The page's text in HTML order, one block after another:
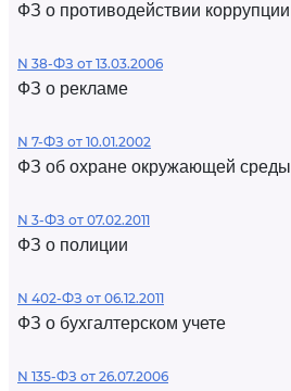
ФЗ о противодействии коррупции
N 38-ФЗ от 13.03.2006
ФЗ о рекламе
N 7-ФЗ от 10.01.2002
ФЗ об охране окружающей среды
N 3-ФЗ от 07.02.2011
ФЗ о полиции
N 402-ФЗ от 06.12.2011
ФЗ о бухгалтерском учете
N 135-ФЗ от 26.07.2006